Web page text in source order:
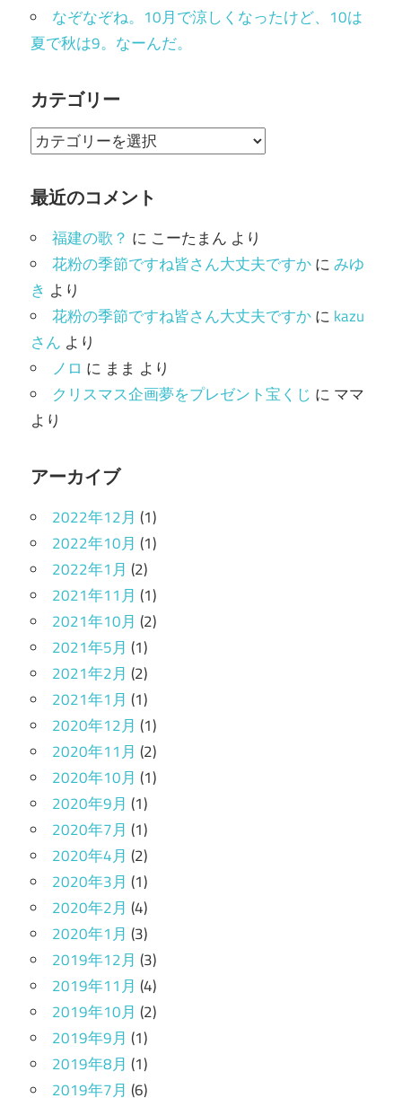
なぞなぞね。10月で涼しくなったけど、10は
夏で秋は9。なーんだ。
カテゴリー
カ
ゴ
ー
最近のコメント
福建の歌？ に こーたまん より
花粉の季節ですね皆さん大丈夫ですかにみゆ
き より
花粉の季節ですね皆さん大丈夫ですかに kazu
さん より
ノロ に まま より
クリスマス企画夢をプレゼント宝くじ に ママ
より
アーカイブ
2022年12月 (1)
2022年10月 (1)
2022年1月 (2)
2021年11月 (1)
2021年10月 (2)
2021年5月 (1)
2021年2月 (2)
2021年1月 (1)
2020年12月 (1)
2020年11月 (2)
2020年10月 (1)
2020年9月 (1)
2020年7月 (1)
2020年4月 (2)
2020年3月 (1)
2020年2月 (4)
2020年1月 (3)
2019年12月 (3)
2019年11月 (4)
2019年10月 (2)
2019年9月 (1)
2019年8月 (1)
2019年7月 (6)